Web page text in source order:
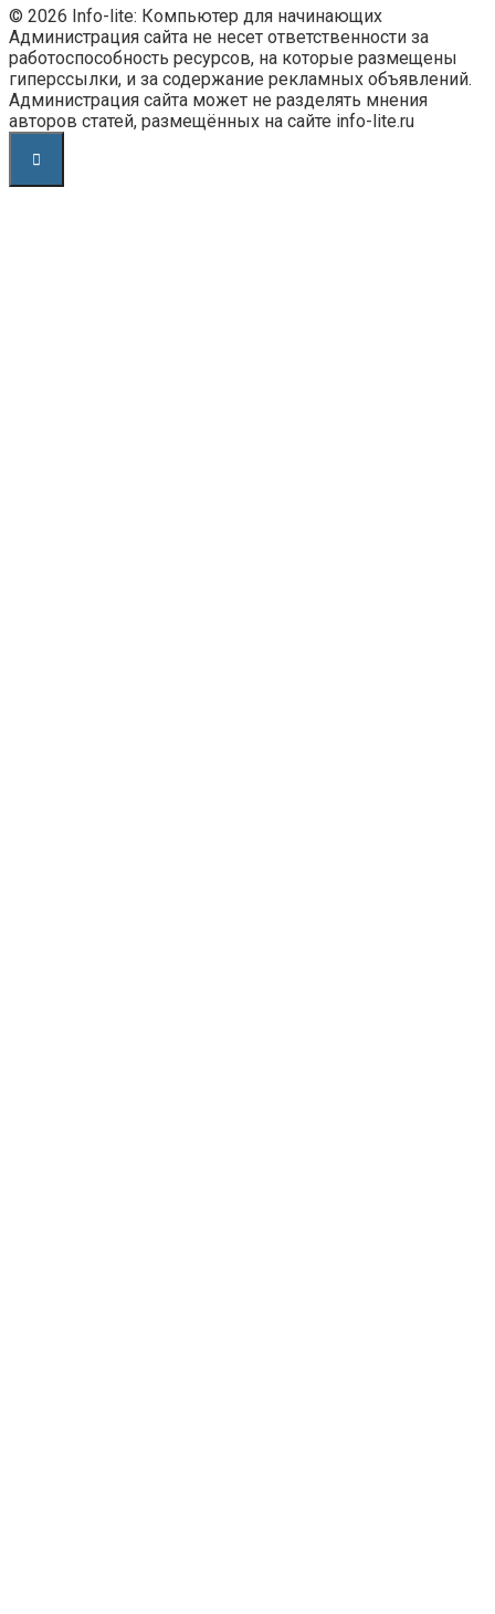
© 2026 Info-lite: Компьютер для начинающих
Администрация сайта не несет ответственности за
работоспособность ресурсов, на которые размещены
гиперссылки, и за содержание рекламных объявлений.
Администрация сайта может не разделять мнения
авторов статей, размещённых на сайте info-lite.ru